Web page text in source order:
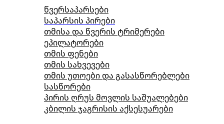
წვერსაპარსები
საპარსის პირები
თმისა და წვერის ტრიმერები
ეპილატორები
თმის ფენები
თმის სახვევები
თმის უთოები და გასასწორებლები
სასწორები
პირის ღრუს მოვლის საშუალებები
კბილის ჯაგრისის აქსესუარები